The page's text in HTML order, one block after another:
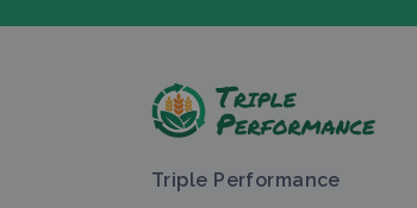
Triple Performance